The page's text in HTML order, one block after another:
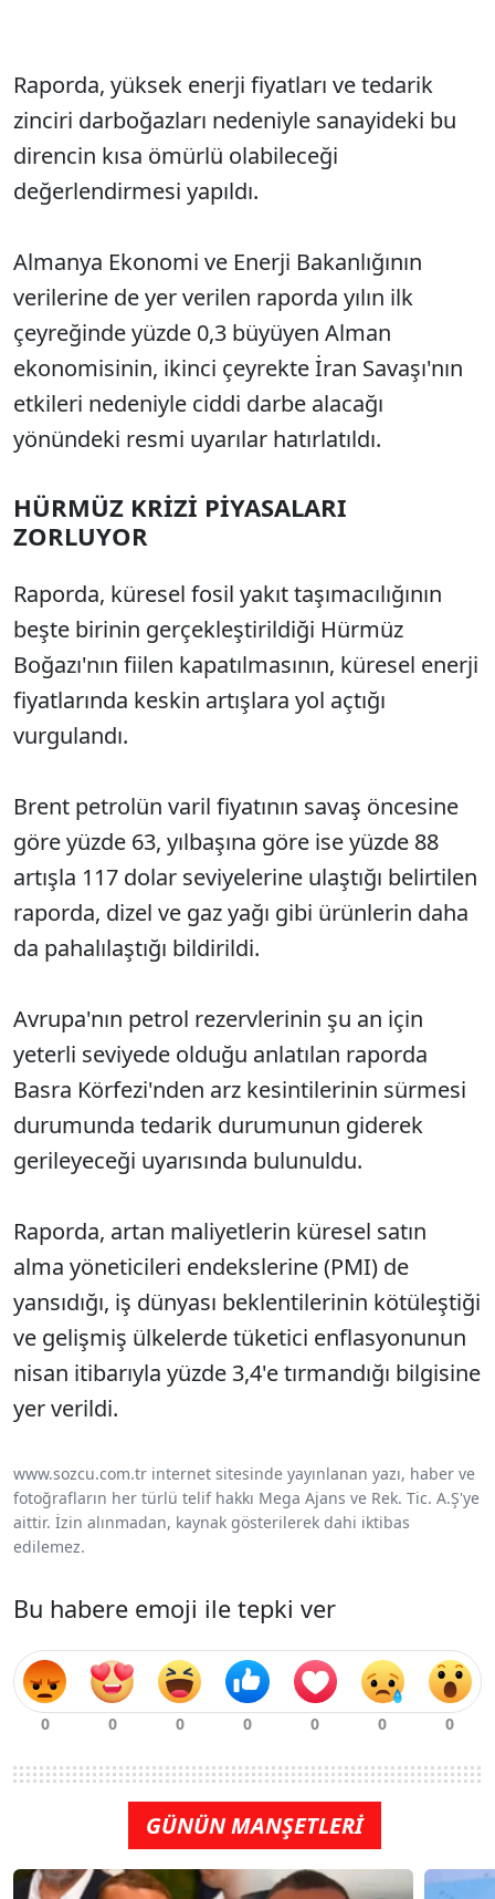
Raporda, yüksek enerji fiyatları ve tedarik
zinciri darboğazları nedeniyle sanayideki bu
direncin kısa ömürlü olabileceği
değerlendirmesi yapıldı.
Almanya Ekonomi ve Enerji Bakanlığının
verilerine de yer verilen raporda yılın ilk
çeyreğinde yüzde 0,3 büyüyen Alman
ekonomisinin, ikinci çeyrekte İran Savaşı'nın
etkileri nedeniyle ciddi darbe alacağı
yönündeki resmi uyarılar hatırlatıldı.
HÜRMÜZ KRİZİ PİYASALARI
ZORLUYOR
Raporda, küresel fosil yakıt taşımacılığının
beşte birinin gerçekleştirildiği Hürmüz
Boğazı'nın fiilen kapatılmasının, küresel enerji
fiyatlarında keskin artışlara yol açtığı
vurgulandı.
Brent petrolün varil fiyatının savaş öncesine
göre yüzde 63, yılbaşına göre ise yüzde 88
artışla 117 dolar seviyelerine ulaştığı belirtilen
raporda, dizel ve gaz yağı gibi ürünlerin daha
da pahalılaştığı bildirildi.
Avrupa'nın petrol rezervlerinin şu an için
yeterli seviyede olduğu anlatılan raporda
Basra Körfezi'nden arz kesintilerinin sürmesi
durumunda tedarik durumunun giderek
gerileyeceği uyarısında bulunuldu.
Raporda, artan maliyetlerin küresel satın
alma yöneticileri endekslerine (PMI) de
yansıdığı, iş dünyası beklentilerinin kötüleştiği
ve gelişmiş ülkelerde tüketici enflasyonunun
nisan itibarıyla yüzde 3,4'e tırmandığı bilgisine
yer verildi.
www.sozcu.com.tr internet sitesinde yayınlanan yazı, haber ve
fotoğrafların her türlü telif hakkı Mega Ajans ve Rek. Tic. A.Ş'ye
aittir. İzin alınmadan, kaynak gösterilerek dahi iktibas
edilemez.
Bu habere emoji ile tepki ver
GÜNÜN MANŞETLERİ